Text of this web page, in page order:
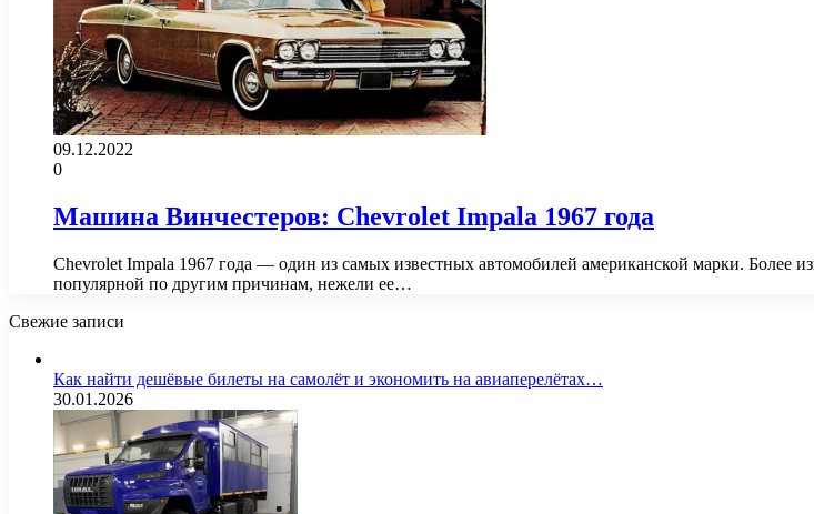
09.12.2022
0
Машина Винчестеров: Chevrolet Impala 1967 года
Chevrolet Impala 1967 года — один из самых известных автомобилей американской марки. Более
популярной по другим причинам, нежели ее…
Свежие записи
Как найти дешёвые билеты на самолёт и экономить на авиаперелётах…
30.01.2026